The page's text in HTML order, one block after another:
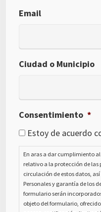
Email
Ciudad o Municipio
Consentimiento *
Estoy de acuerdo
En aras a dar cumplimiento al
relativo a la protección de las
circulación de estos datos,
Personales y garantía de los
formulario serán
objeto del formulario,